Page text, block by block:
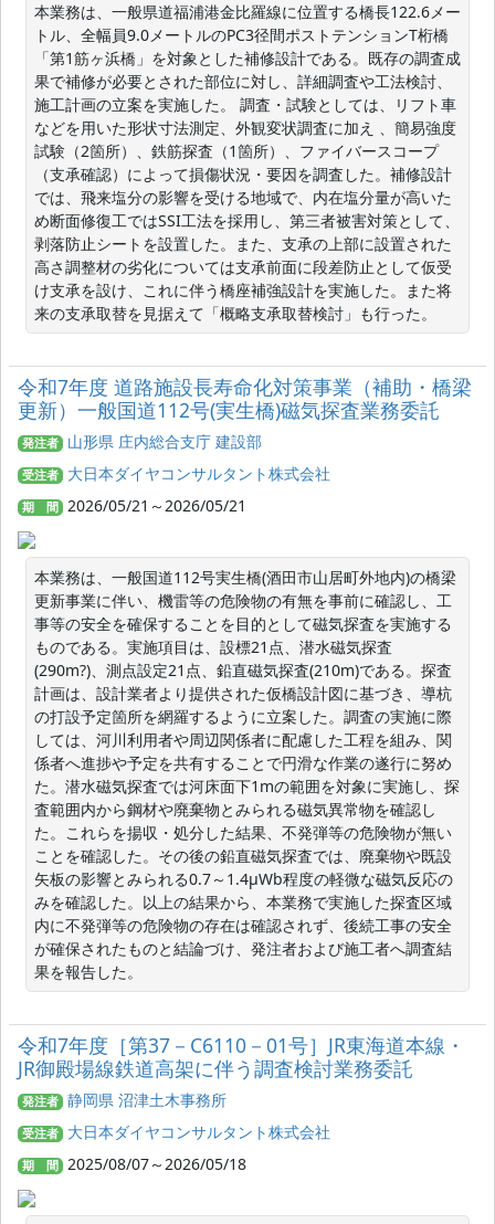
本業務は、一般県道福浦港金比羅線に位置する橋長122.6メー
トル、全幅員9.0メートルのPC3径間ポストテンションT桁橋
「第1筋ヶ浜橋」を対象とした補修設計である。既存の調査成
果で補修が必要とされた部位に対し、詳細調査や工法検討、
施工計画の立案を実施した。 調査・試験としては、リフト車
などを用いた形状寸法測定、外観変状調査に加え 、簡易強度
試験（2箇所）、鉄筋探査（1箇所）、ファイバースコープ
（支承確認）によって損傷状況・要因を調査した。補修設計
では、飛来塩分の影響を受ける地域で、内在塩分量が高いた
め断面修復工ではSSI工法を採用し、第三者被害対策として、
剥落防止シートを設置した。また、支承の上部に設置された
高さ調整材の劣化については支承前面に段差防止として仮受
け支承を設け、これに伴う橋座補強設計を実施した。また将
来の支承取替を見据えて「概略支承取替検討」も行った。
令和7年度 道路施設長寿命化対策事業（補助・橋梁
更新）一般国道112号(実生橋)磁気探査業務委託
発注者 山形県 庄内総合支庁 建設部
受注者 大日本ダイヤコンサルタント株式会社
期 間 2026/05/21～2026/05/21
本業務は、一般国道112号実生橋(酒田市山居町外地内)の橋梁
更新事業に伴い、機雷等の危険物の有無を事前に確認し、工
事等の安全を確保することを目的として磁気探査を実施する
ものである。実施項目は、設標21点、潜水磁気探査
(290m?)、測点設定21点、鉛直磁気探査(210m)である。探査
計画は、設計業者より提供された仮橋設計図に基づき、導杭
の打設予定箇所を網羅するように立案した。調査の実施に際
しては、河川利用者や周辺関係者に配慮した工程を組み、関
係者へ進捗や予定を共有することで円滑な作業の遂行に努め
た。潜水磁気探査では河床面下1mの範囲を対象に実施し、探
査範囲内から鋼材や廃棄物とみられる磁気異常物を確認し
た。これらを揚収・処分した結果、不発弾等の危険物が無い
ことを確認した。その後の鉛直磁気探査では、廃棄物や既設
矢板の影響とみられる0.7～1.4μWb程度の軽微な磁気反応の
みを確認した。以上の結果から、本業務で実施した探査区域
内に不発弾等の危険物の存在は確認されず、後続工事の安全
が確保されたものと結論づけ、発注者および施工者へ調査結
果を報告した。
令和7年度［第37－C6110－01号］JR東海道本線・
JR御殿場線鉄道高架に伴う調査検討業務委託
発注者 静岡県 沼津土木事務所
受注者 大日本ダイヤコンサルタント株式会社
期 間 2025/08/07～2026/05/18